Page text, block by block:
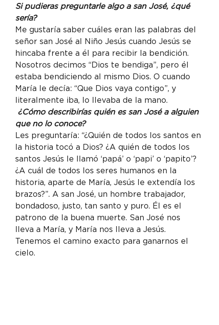
Si pudieras preguntarle algo a san José, ¿qué
sería?
Me gustaría saber cuáles eran las palabras del
señor san José al Niño Jesús cuando Jesús se
hincaba frente a él para recibir la bendición.
Nosotros decimos “Dios te bendiga”, pero él
estaba bendiciendo al mismo Dios. O cuando
María le decía: “Que Dios vaya contigo”, y
literalmente iba, lo llevaba de la mano.
¿Cómo describirías quién es san José a alguien
que no lo conoce?
Les preguntaría: “¿Quién de todos los santos en
la historia tocó a Dios? ¿A quién de todos los
santos Jesús le llamó ‘papá’ o ‘papi’ o ‘papito’?
¿A cuál de todos los seres humanos en la
historia, aparte de María, Jesús le extendía los
brazos?”. A san José, un hombre trabajador,
bondadoso, justo, tan santo y puro. Él es el
patrono de la buena muerte. San José nos
lleva a María, y María nos lleva a Jesús.
Tenemos el camino exacto para ganarnos el
cielo.